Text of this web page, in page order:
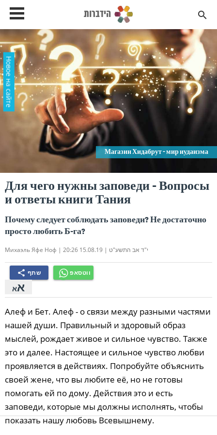
Новое на сайте
הידברות search
Магазин Хидабрут - мир иудаизма
Для чего нужны заповеди - Вопросы
и ответы книги Тания
Почему следует соблюдать заповеди? Не достаточно
просто любить Б-га?
Михаэль Яфе Ноф | י"ד אב התשע"ט | 15.08.19 20:26
share שתף ווטסאפ
אא
Алеф и Бет. Алеф - о связи между разными частями
нашей души. Правильный и здоровый образ
мыслей, рождает живое и сильное чувство. Также
это и далее. Настоящее и сильное чувство любви
проявляется в действиях. Попробуйте объяснить
своей жене, что вы любите её, но не готовы
помогать ей по дому. Действия это и есть
заповеди, которые мы должны исполнять, чтобы
показать нашу любовь Всевышнему.